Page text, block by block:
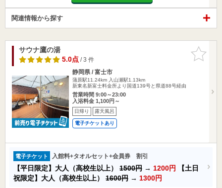
関連情報から探す
お気に入
りに追加
サウナ鷹の湯
5.0点/ 3 件
静岡県 / 富士市
蒲原駅11.24km 入山瀬駅1.13km
新東名新富士料金所より国道139号と県道88号経由
営業時間 9:00～23:00
入浴料金 1,100円～
日帰り 露天風呂
電子チケットあり
電子チケット 入館料+タオルセット+会員券 割引
【平日限定】大人（高校生以上） 1500円 → 1200円
【土日
祝限定】大人（高校生以上） 1600円 → 1300円